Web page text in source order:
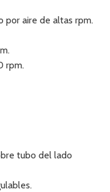
por aire de altas rpm.
rpm.
tubo del lado